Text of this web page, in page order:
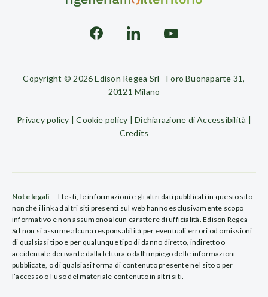
Copyright © 2026 Edison Regea Srl - Foro Buonaparte 31,
20121 Milano
Privacy policy |Cookie policy |Dichiarazione di Accessibilità |
Credits
Note legali — I testi, le informazioni e gli altri dati pubblicati in questo sito
nonché i link ad altri siti presenti sul web hanno esclusivamente scopo
informativo e non assumono alcun carattere di ufficialità. Edison Regea
Srl non si assume alcuna responsabilità per eventuali errori od omissioni
di qualsiasi tipo e per qualunque tipo di danno diretto, indiretto o
accidentale derivante dalla lettura o dall’impiego delle informazioni
pubblicate, o di qualsiasi forma di contenuto presente nel sito o per
l’accesso o l’uso del materiale contenuto in altri siti.